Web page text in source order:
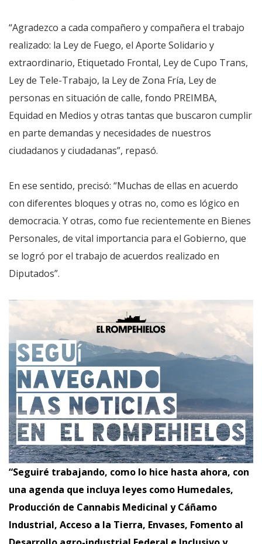
“Agradezco a cada compañero y compañera el trabajo
realizado: la Ley de Fuego, el Aporte Solidario y
extraordinario, Etiquetado Frontal, Ley de Cupo Trans,
Ley de Tele-Trabajo, la Ley de Zona Fría, Ley de
personas en situación de calle, fondo PREIMBA,
Equidad en Medios y otras tantas que buscaron cumplir
en parte demandas y necesidades de nuestros
ciudadanos y ciudadanas”, repasó.
En ese sentido, precisó: “Muchas de ellas en acuerdo
con diferentes bloques y otras no, como es lógico en
democracia. Y otras, como fue recientemente en Bienes
Personales, de vital importancia para el Gobierno, que
se logró por el trabajo de acuerdos realizado en
Diputados”.
“Seguiré trabajando, como lo hice hasta ahora, con
una agenda que incluya leyes como Humedales,
Producción de Cannabis Medicinal y Cáñamo
Industrial, Acceso a la Tierra, Envases, Fomento al